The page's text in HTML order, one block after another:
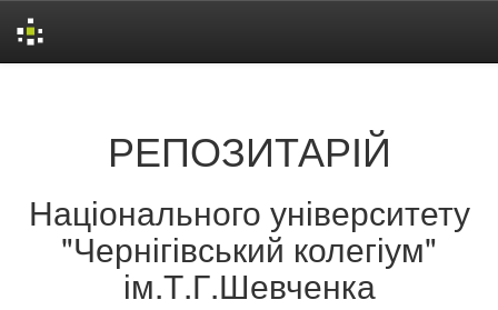
РЕПОЗИТАРІЙ
Національного університету
"Чернігівський колегіум"
ім.Т.Г.Шевченка